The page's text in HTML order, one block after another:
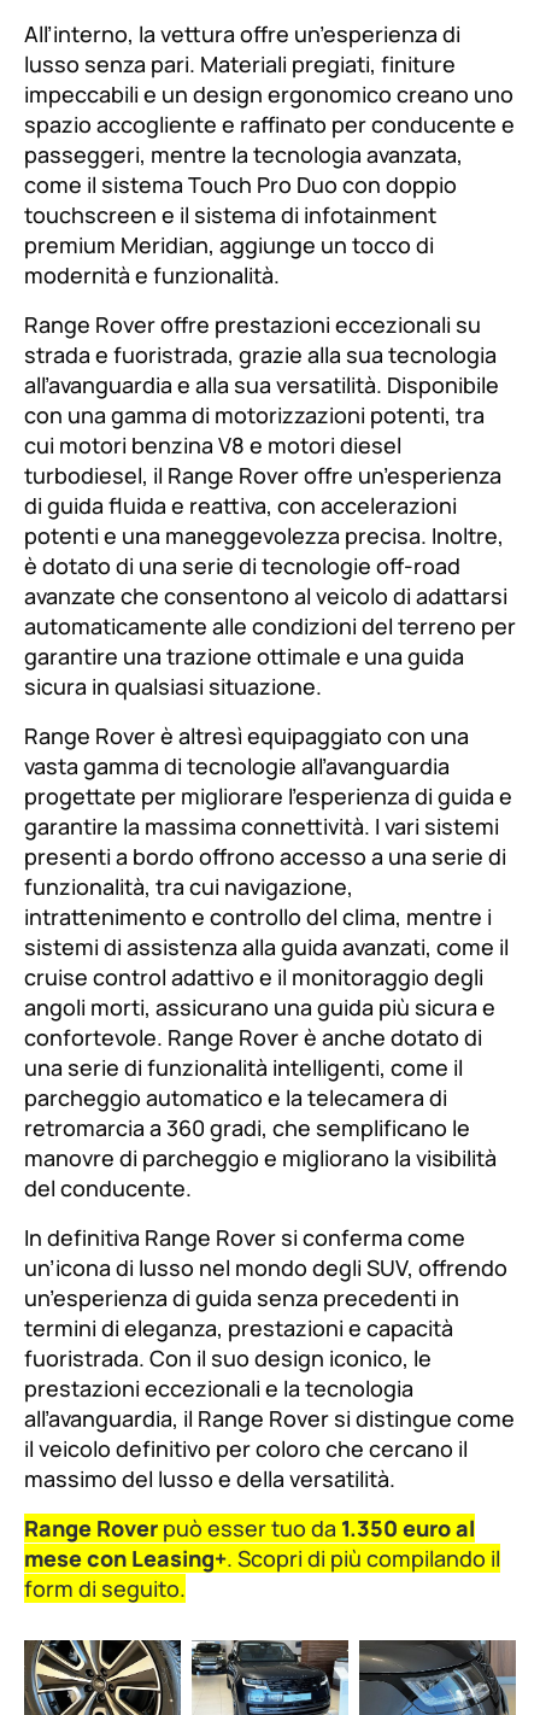
All’interno, la vettura offre un’esperienza di
lusso senza pari. Materiali pregiati, finiture
impeccabili e un design ergonomico creano uno
spazio accogliente e raffinato per conducente e
passeggeri, mentre la tecnologia avanzata,
come il sistema Touch Pro Duo con doppio
touchscreen e il sistema di infotainment
premium Meridian, aggiunge un tocco di
modernità e funzionalità.
Range Rover offre prestazioni eccezionali su
strada e fuoristrada, grazie alla sua tecnologia
all’avanguardia e alla sua versatilità. Disponibile
con una gamma di motorizzazioni potenti, tra
cui motori benzina V8 e motori diesel
turbodiesel, il Range Rover offre un’esperienza
di guida fluida e reattiva, con accelerazioni
potenti e una maneggevolezza precisa. Inoltre,
è dotato di una serie di tecnologie off-road
avanzate che consentono al veicolo di adattarsi
automaticamente alle condizioni del terreno per
garantire una trazione ottimale e una guida
sicura in qualsiasi situazione.
Range Rover è altresì equipaggiato con una
vasta gamma di tecnologie all’avanguardia
progettate per migliorare l’esperienza di guida e
garantire la massima connettività. I vari sistemi
presenti a bordo offrono accesso a una serie di
funzionalità, tra cui navigazione,
intrattenimento e controllo del clima, mentre i
sistemi di assistenza alla guida avanzati, come il
cruise control adattivo e il monitoraggio degli
angoli morti, assicurano una guida più sicura e
confortevole. Range Rover è anche dotato di
una serie di funzionalità intelligenti, come il
parcheggio automatico e la telecamera di
retromarcia a 360 gradi, che semplificano le
manovre di parcheggio e migliorano la visibilità
del conducente.
In definitiva Range Rover si conferma come
un’icona di lusso nel mondo degli SUV, offrendo
un’esperienza di guida senza precedenti in
termini di eleganza, prestazioni e capacità
fuoristrada. Con il suo design iconico, le
prestazioni eccezionali e la tecnologia
all’avanguardia, il Range Rover si distingue come
il veicolo definitivo per coloro che cercano il
massimo del lusso e della versatilità.
Range Rover può esser tuo da 1.350 euro al
mese con Leasing+. Scopri di più compilando il
form di seguito.